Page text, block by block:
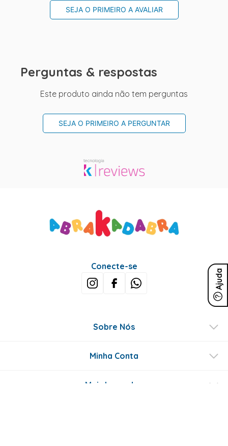
SEJA O PRIMEIRO A AVALIAR
Perguntas & respostas
Este produto ainda não tem perguntas
SEJA O PRIMEIRO A PERGUNTAR
Ajuda
Conecte-se
Sobre Nós
Minha Conta
Mais buscados